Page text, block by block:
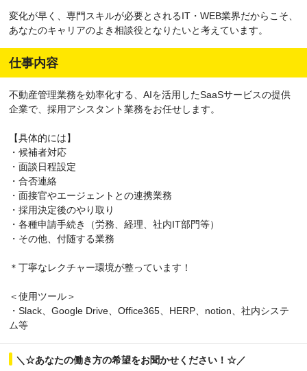
変化が早く、専門スキルが必要とされるIT・WEB業界だからこそ、
あなたのキャリアのよき相談役となりたいと考えています。
仕事内容
不動産管理業務を効率化する、AIを活用したSaaSサービスの提供
企業で、採用アシスタント業務をお任せします。
【具体的には】
・候補者対応
・面談日程設定
・合否連絡
・面接官やエージェントとの連携業務
・採用決定後のやり取り
・各種申請手続き（労務、経理、社内IT部門等）
・その他、付随する業務
＊丁寧なレクチャー環境が整っています！
＜使用ツール＞
・Slack、Google Drive、Office365、HERP、notion、社内システ
ム等
＼☆あなたの働き方の希望をお聞かせください！☆／